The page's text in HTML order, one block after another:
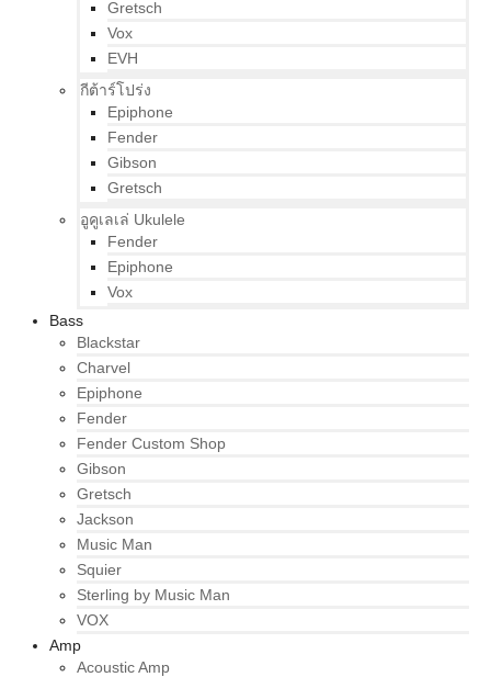
Gretsch
Vox
EVH
กีต้าร์โปร่ง
Epiphone
Fender
Gibson
Gretsch
อูคูเลเล่ Ukulele
Fender
Epiphone
Vox
Bass
Blackstar
Charvel
Epiphone
Fender
Fender Custom Shop
Gibson
Gretsch
Jackson
Music Man
Squier
Sterling by Music Man
VOX
Amp
Acoustic Amp